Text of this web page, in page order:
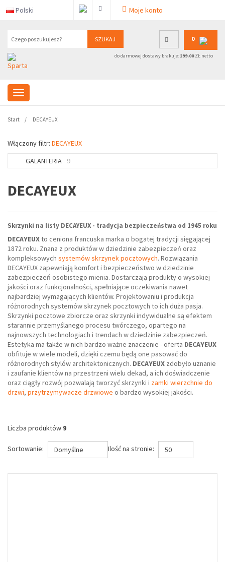
Polski Moje konto
SZUKAJ 0
do darmowej dostawy brakuje: 299.00ZŁ netto
Start DECAYEUX
Włączony filtr: DECAYEUX
GALANTERIA
9
DECAYEUX
Skrzynki na listy DECAYEUX - tradycja bezpieczeństwa od 1945 roku
DECAYEUXto ceniona francuska marka o bogatej tradycji sięgającej
1872 roku. Znana z produktów w dziedzinie zabezpieczeń oraz
kompleksowych systemów skrzynek pocztowych. Rozwiązania
DECAYEUX zapewniają komfort i bezpieczeństwo w dziedzinie
zabezpieczeń osobistego mienia. Dostarczają produkty o wysokiej
jakości oraz funkcjonalności, spełniające oczekiwania nawet
najbardziej wymagających klientów. Projektowaniu i produkcja
różnorodnych systemów skrzynek pocztowych to ich duża pasja.
Skrzynki pocztowe zbiorcze oraz skrzynki indywidualne są efektem
starannie przemyślanego procesu twórczego, opartego na
najnowszych technologiach i trendach w dziedzinie zabezpieczeń.
Estetyka ma także w nich bardzo ważne znaczenie - oferta DECAYEUX
obfituje w wiele modeli, dzięki czemu będą one pasować do
różnorodnych stylów architektonicznych. DECAYEUX zdobyło uznanie
i zaufanie klientów na przestrzeni wielu dekad, a ich doświadczenie
oraz ciągły rozwój pozwalają tworzyć skrzynki i zamki wierzchnie do
drzwi, przytrzymywacze drzwiowe o bardzo wysokiej jakości.
Liczba produktów 9
Sortowanie: Domyślne Ilość na stronie: 50